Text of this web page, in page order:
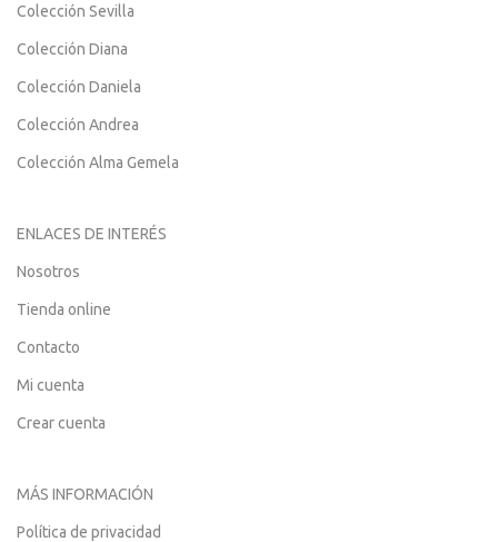
Colección Sevilla
Colección Diana
Colección Daniela
Colección Andrea
Colección Alma Gemela
ENLACES DE INTERÉS
Nosotros
Tienda online
Contacto
Mi cuenta
Crear cuenta
MÁS INFORMACIÓN
Política de privacidad